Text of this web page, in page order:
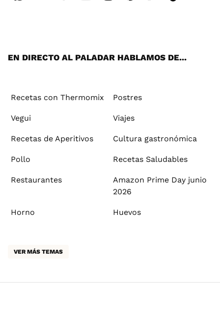
EN DIRECTO AL PALADAR HABLAMOS DE...
Recetas con Thermomix Postres
Vegui Viajes
Recetas de Aperitivos Cultura gastronómica
Pollo Recetas Saludables
Restaurantes
Amazon Prime Day junio
2026
Horno Huevos
VER MÁS TEMAS